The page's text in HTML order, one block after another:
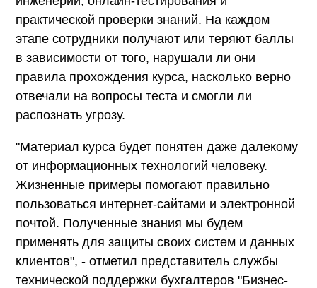
практической проверки знаний. На каждом
этапе сотрудники получают или теряют баллы
в зависимости от того, нарушали ли они
правила прохождения курса, насколько верно
отвечали на вопросы теста и смогли ли
распознать угрозу.
"Материал курса будет понятен даже далекому
от информационных технологий человеку.
Жизненные примеры помогают правильно
пользоваться интернет-сайтами и электронной
почтой. Полученные знания мы будем
применять для защиты своих систем и данных
клиентов", - отметил представитель службы
технической поддержки бухгалтеров "Бизнес-